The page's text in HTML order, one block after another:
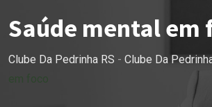
Saúde mental em
Clube Da Pedrinha RS - Clube Da